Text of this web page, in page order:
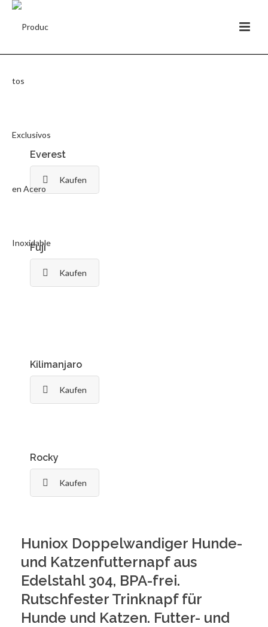
Everest
Kaufen
Fuji
Kaufen
Kilimanjaro
Kaufen
Rocky
Kaufen
Huniox Doppelwandiger Hunde-
und Katzenfutternapf aus
Edelstahl 304, BPA-frei.
Rutschfester Trinknapf für
Hunde und Katzen. Futter- und